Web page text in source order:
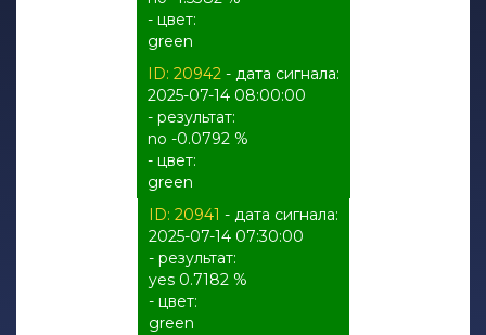
- цвет:
green
ID: 20942- дата сигнала:
2025-07-14 08:00:00
- результат:
no -0.0792 %
- цвет:
green
ID: 20941 - дата сигнала:
2025-07-14 07:30:00
- результат:
yes 0.7182 %
- цвет:
green